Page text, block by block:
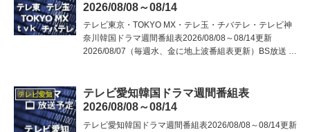
2026/08/08～08/14
テレビ東京・TOKYO MX・テレ玉・チバテレ・テレビ神
奈川韓国ドラマ週間番組表2026/08/08～08/14更新
2026/08/07（毎週水、金に地上波番組表更新）BS放送 対
テレビ愛知
テレビ愛知韓国ドラマ週間番組表
2026/08/08～08/14
テレビ愛知韓国ドラマ週間番組表2026/08/08～08/14更新